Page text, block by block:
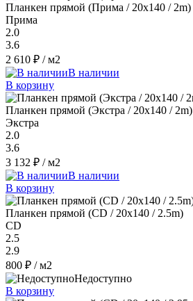
Планкен прямой (Прима / 20х140 / 2m)
Прима
2.0
3.6
2 610 ₽ / м2
В наличии
В корзину
Планкен прямой (Экстра / 20х140 / 2m)
Экстра
2.0
3.6
3 132 ₽ / м2
В наличии
В корзину
Планкен прямой (CD / 20х140 / 2.5m)
CD
2.5
2.9
800 ₽ / м2
Недоступно
В корзину